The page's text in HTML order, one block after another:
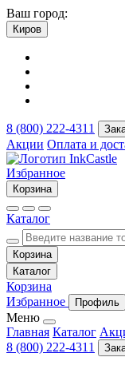
Ваш город:
Киров
8 (800) 222-4311
Акции Оплата и
Избранное
Корзина
Каталог
Корзина
Каталог
Корзина
Избранное
Профиль
Меню
Главная Каталог
8 (800) 222-4311